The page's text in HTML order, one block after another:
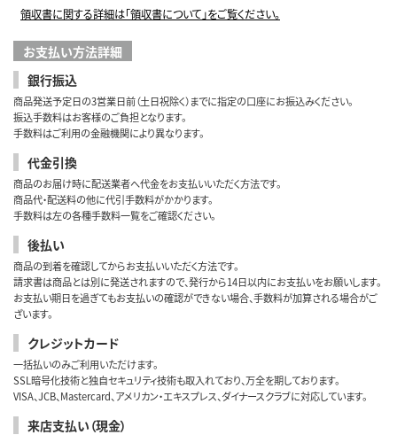
領収書に関する詳細は「領収書について」をご覧ください。
お支払い方法詳細
銀行振込
商品発送予定日の3営業日前（土日祝除く）までに指定の口座にお振込みください。
振込手数料はお客様のご負担となります。
手数料はご利用の金融機関により異なります。
代金引換
商品のお届け時に配送業者へ代金をお支払いいただく方法です。
商品代・配送料の他に代引手数料がかかります。
手数料は左の各種手数料一覧をご確認ください。
後払い
商品の到着を確認してからお支払いいただく方法です。
請求書は商品とは別に発送されますので、発行から14日以内にお支払いをお願いします。
お支払い期日を過ぎてもお支払いの確認ができない場合、手数料が加算される場合がご
ざいます。
クレジットカード
一括払いのみご利用いただけます。
SSL暗号化技術と独自セキュリティ技術も取入れており、万全を期しております。
VISA、JCB、Mastercard、アメリカン・エキスプレス、ダイナースクラブに対応しています。
来店支払い（現金）